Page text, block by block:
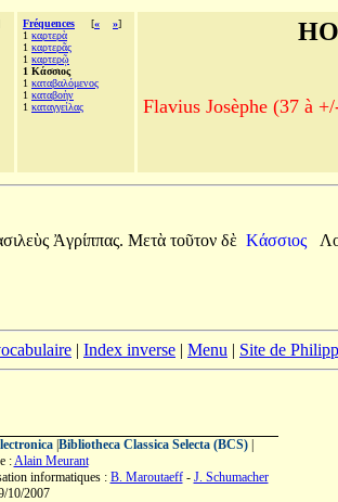
Fréquences [« »]
1 καρτερὰ
1 καρτερᾶς
1 καρτερῷ
1 Κάσσιος
1 καταβαλόμενος
1 καταβοὴν
1 καταγγείλας Flavius Josèphe (37 à
Ἀγρίππας. Μετὰ τοῦτον δὲ Κάσσιος
| Index inverse | Menu | Site de
| Bibliotheca Classica Selecta (BCS)|
:Alain Meurant
informatiques : B. Maroutaeff- J. Schumacher
10/2007